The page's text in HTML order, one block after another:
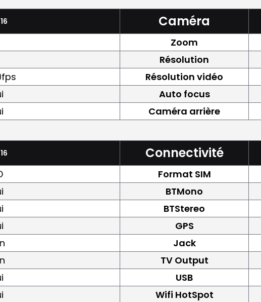
Caméra
Zoom
Résolution
Résolution vidéo
Auto focus
Caméra arrière
Connectivité
Format SIM
BTMono
BTStereo
GPS
Jack
TV Output
USB
Wifi HotSpot